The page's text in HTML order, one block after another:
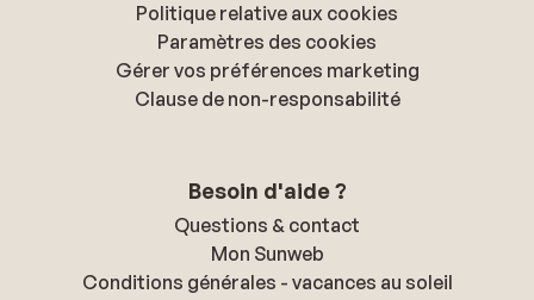
Politique relative aux cookies
Paramètres des cookies
Gérer vos préférences marketing
Clause de non-responsabilité
Besoin d'aide ?
Questions & contact
Mon Sunweb
Conditions générales - vacances au soleil